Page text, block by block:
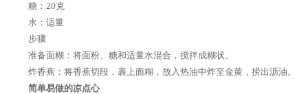
糖：20克
水：适量
步骤
准备面糊：将面粉、糖和适量水混合，搅拌成糊状。
炸香蕉：将香蕉切段，裹上面糊，放入热油中炸至金黄，捞出沥油。
简单易做的凉点心